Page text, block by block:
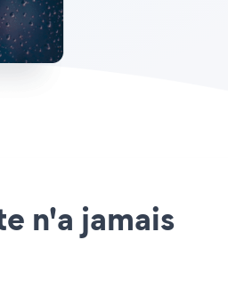
n'a jamais